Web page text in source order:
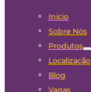
Início
Sobre Nós
Produtos
Localização
Blog
Vagas